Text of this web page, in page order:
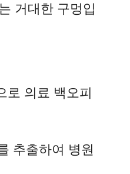
거대한 구멍입
로 의료 백오피
추출하여 병원